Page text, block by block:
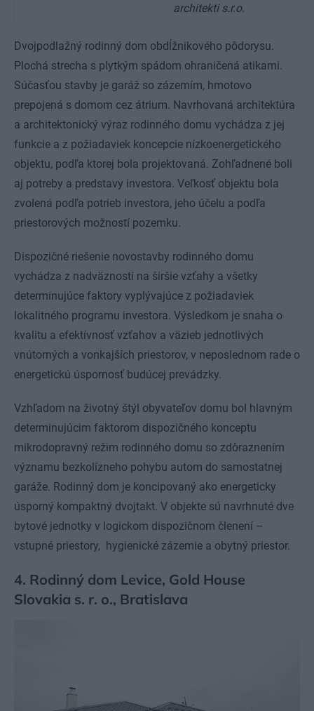
architekti s.r.o.
Dvojpodlažný rodinný dom obdĺžnikového pôdorysu.
Plochá strecha s plytkým spádom ohraničená atikami.
Súčasťou stavby je garáž so zázemím, hmotovo
prepojená s domom cez átrium. Navrhovaná architektúra
a architektonický výraz rodinného domu vychádza z jej
funkcie a z požiadaviek koncepcie nízkoenergetického
objektu, podľa ktorej bola projektovaná. Zohľadnené boli
aj potreby a predstavy investora. Veľkosť objektu bola
zvolená podľa potrieb investora, jeho účelu a podľa
priestorových možností pozemku.
Dispozičné riešenie novostavby rodinného domu
vychádza z nadväznosti na širšie vzťahy a všetky
determinujúce faktory vyplývajúce z požiadaviek
lokalitného programu investora. Výsledkom je snaha o
kvalitu a efektívnosť vzťahov a väzieb jednotlivých
vnútorných a vonkajších priestorov, v neposlednom rade o
energetickú úspornosť budúcej prevádzky.
Vzhľadom na životný štýl obyvateľov domu bol hlavným
determinujúcim faktorom dispozičného konceptu
mikrodopravný režim rodinného domu so zdôraznením
významu bezkolízneho pohybu autom do samostatnej
garáže. Rodinný dom je koncipovaný ako energeticky
úsporný kompaktný dvojtakt. V objekte sú navrhnuté dve
bytové jednotky v logickom dispozičnom členení –
vstupné priestory, hygienické zázemie a obytný priestor.
4. Rodinný dom Levice, Gold House
Slovakia s. r. o., Bratislava